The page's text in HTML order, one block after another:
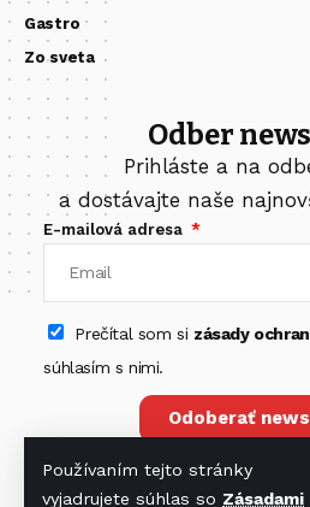
Používaním tejto stránky
vyjadrujete súhlas so Zásadami
Gastro
Zo sveta
Odber
Prihláste a na
a dostávajte naše
E-mailová adresa
Prečítal som si zásady
súhlasím s nimi.
Odoberať